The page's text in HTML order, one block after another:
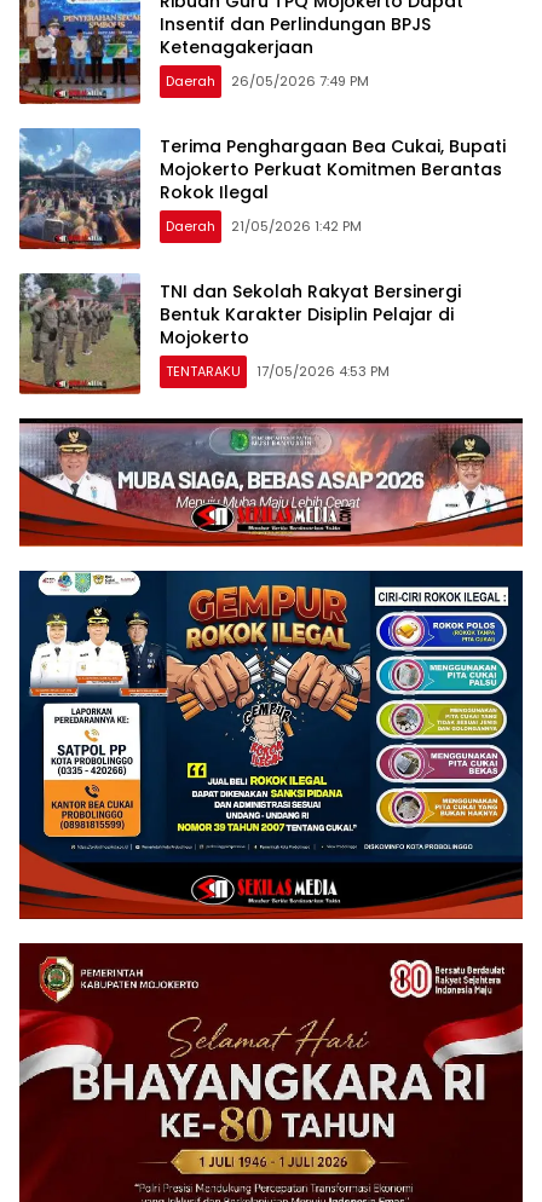
Insentif dan Perlindungan BPJS
Ketenagakerjaan
Daerah 26/05/2026 7:49 PM
Terima Penghargaan Bea Cukai, Bupati
Mojokerto Perkuat Komitmen Berantas
Rokok Ilegal
Daerah 21/05/2026 1:42 PM
TNI dan Sekolah Rakyat Bersinergi
Bentuk Karakter Disiplin Pelajar di
Mojokerto
TENTARAKU 17/05/2026 4:53 PM